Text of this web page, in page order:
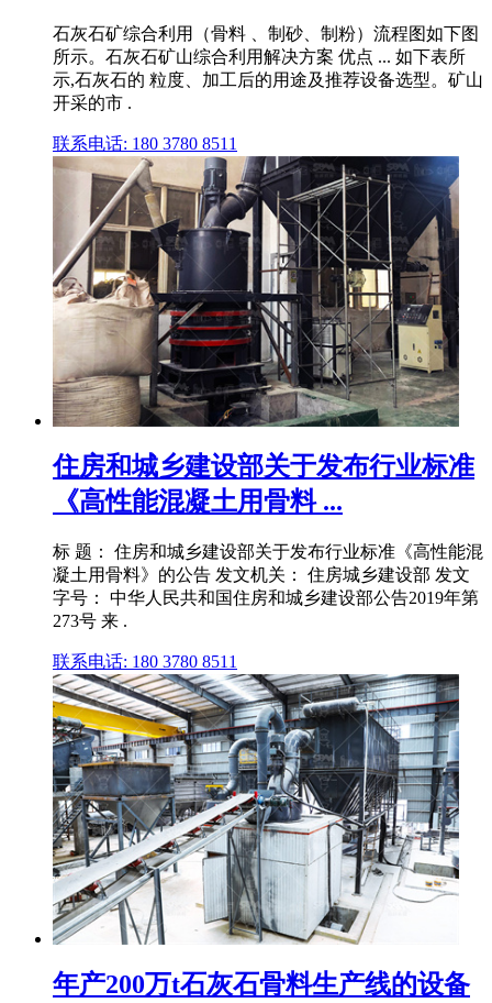
石灰石矿综合利用（骨料 、制砂、制粉）流程图如下图
所示。石灰石矿山综合利用解决方案 优点 ... 如下表所
示,石灰石的 粒度、加工后的用途及推荐设备选型。矿山
开采的市 .
联系电话: 180 3780 8511
住房和城乡建设部关于发布行业标准
《高性能混凝土用骨料 ...
标 题： 住房和城乡建设部关于发布行业标准《高性能混
凝土用骨料》的公告 发文机关： 住房城乡建设部 发文
字号： 中华人民共和国住房和城乡建设部公告2019年第
273号 来 .
联系电话: 180 3780 8511
年产200万t石灰石骨料生产线的设备